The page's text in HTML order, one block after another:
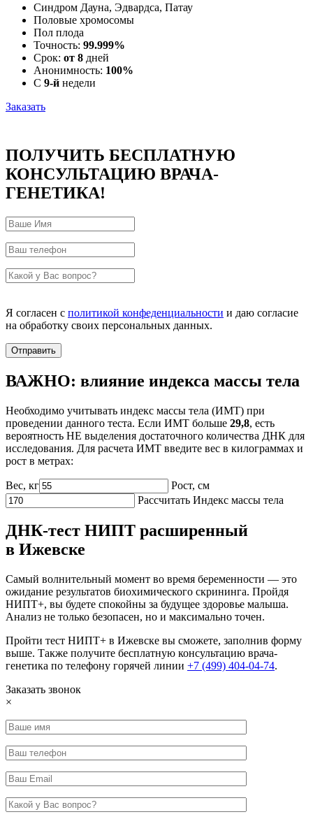
Синдром Дауна, Эдвардса, Патау
Половые хромосомы
Пол плода
Точность: 99.999%
Срок: от 8 дней
Анонимность: 100%
С 9-й недели
Заказать
ПОЛУЧИТЬ БЕСПЛАТНУЮ
КОНСУЛЬТАЦИЮ ВРАЧА-
ГЕНЕТИКА!
Я согласен с политикой конфеденциальности и даю согласие
на обработку своих персональных данных.
ВАЖНО: влияние индекса массы тела
Необходимо учитывать индекс массы тела (ИМТ) при
проведении данного теста. Если ИМТ больше 29,8, есть
вероятность НЕ выделения достаточного количества ДНК для
исследования. Для расчета ИМТ введите вес в килограммах и
рост в метрах:
Вес, кг
Рост, cм
Рассчитать Индекс массы тела
ДНК-тест НИПТ расширенный
в Ижевске
Самый волнительный момент во время беременности — это
ожидание результатов биохимического скрининга. Пройдя
НИПТ+, вы будете спокойны за будущее здоровье малыша.
Анализ не только безопасен, но и максимально точен.
Пройти тест НИПТ+ в Ижевске вы сможете, заполнив форму
выше. Также получите бесплатную консультацию врача-
генетика по телефону горячей линии +7 (499) 404-04-74.
Заказать звонок
×